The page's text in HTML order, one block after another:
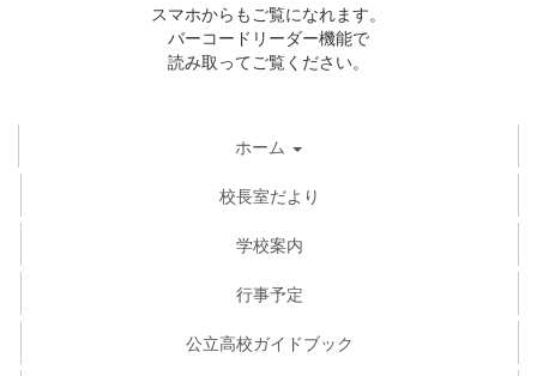
スマホからもご覧になれます。
バーコードリーダー機能で
読み取ってご覧ください。
ホーム
校長室だより
学校案内
行事予定
公立高校ガイドブック